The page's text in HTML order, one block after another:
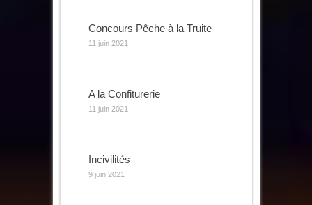
Concours Pêche à la Truite
11 juin 2021
A la Confiturerie
11 juin 2021
Incivilités
9 juin 2021